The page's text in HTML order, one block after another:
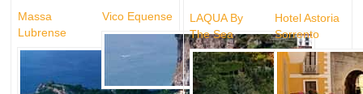
Massa
Lubrense
Vico Equense
LAQUA By
The Sea
Hotel Astoria
Sorrento